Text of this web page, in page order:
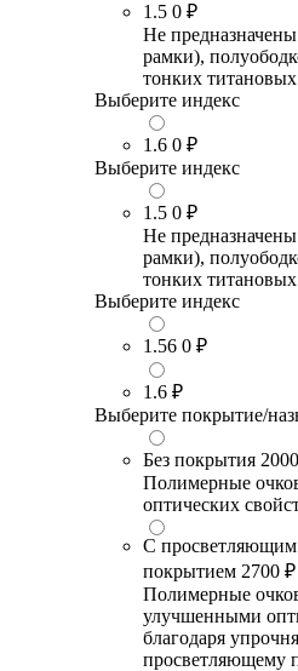
1.5 0 ₽
Не
рамки),
тонких
Выберите индекс
1.6 0 ₽
Выберите индекс
1.5 0 ₽
Не
рамки),
тонких
Выберите индекс
1.56 0 ₽
1.6 ₽
Выберите покрытие/
Без покрытия
Полимерные
оптических
С
покрытием 2700 ₽
Полимерные
улучшенными
благодаря
просветляющему